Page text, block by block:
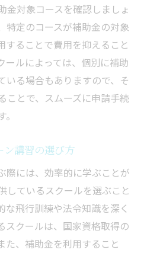
金対象コースを確認しましょ
特定のコースが補助金の対象
することで費用を抑えること
ールによっては、個別に補助
いる場合もありますので、そ
ことで、スムーズに申請手続
ン講習の選び方
際には、効率的に学ぶことが
しているスクールを選ぶこと
な飛行訓練や法令知識を深く
スクールは、国家資格取得の
た、補助金を利用すること